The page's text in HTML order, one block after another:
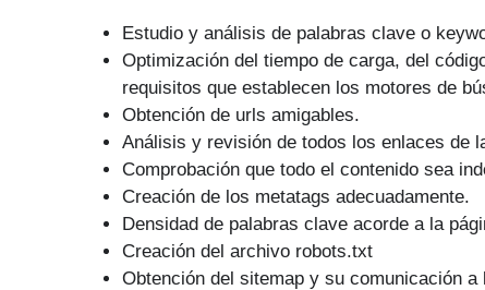
Estudio y análisis de palabras clave o
Optimización del tiempo de carga, del
requisitos que establecen los motores de
Obtención de urls amigables.
Análisis y revisión de todos los enlaces de
Comprobación que todo el contenido sea
Creación de los metatags adecuadamente.
Densidad de palabras clave acorde a la
Creación del archivo robots.txt
Obtención del sitemap y su comunicación